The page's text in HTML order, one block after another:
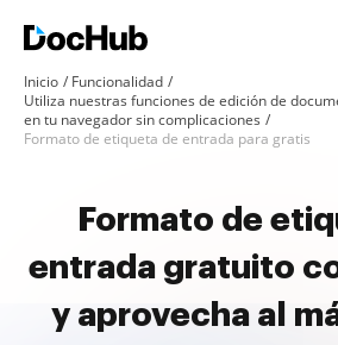
Inicio
Funcionalidad
Utiliza nuestras funciones de edición de
en tu navegador sin complicaciones
Formato de etiqueta de entrada para gratis
Formato de
entrada gratuito
y aprovecha al